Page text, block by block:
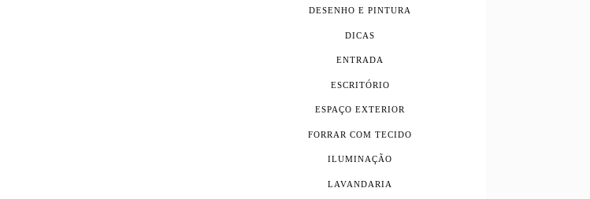
DESENHO E PINTURA
DICAS
ENTRADA
ESCRITÓRIO
ESPAÇO EXTERIOR
FORRAR COM TECIDO
ILUMINAÇÃO
LAVANDARIA